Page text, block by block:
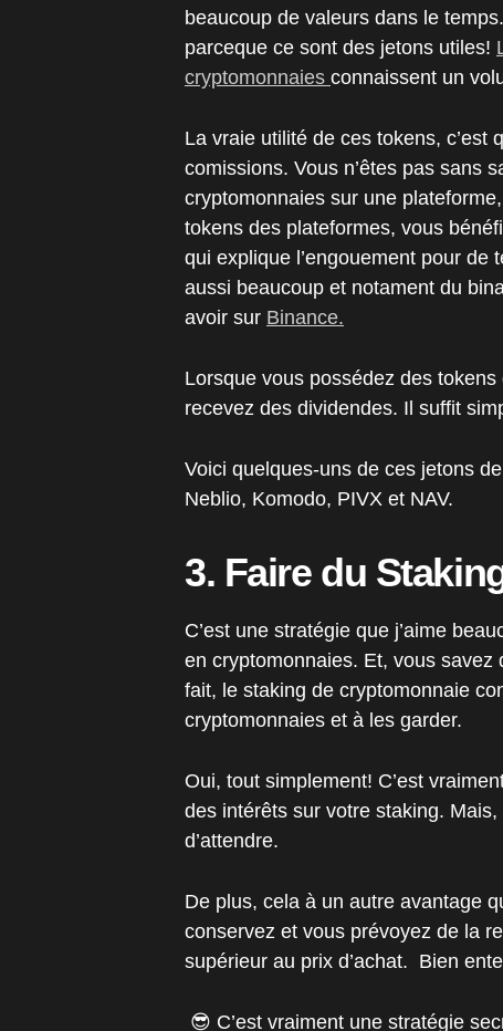
beaucoup de valeurs dans le
parceque ce sont des jetons utiles!
cryptomonnaies connaissent un
La vraie utilité de ces tokens, c’est
comissions. Vous n’êtes pas sans
cryptomonnaies sur une
tokens des plateformes, vous
qui explique l’engouement pour de
aussi beaucoup et notament du
avoir sur Binance.
Lorsque vous possédez des tokens
recevez des dividendes. Il suffit
Voici quelques-uns de ces jetons
Neblio, Komodo, PIVX et NAV.
3. Faire du
C’est une stratégie que j’aime
en cryptomonnaies. Et, vous savez
fait, le staking de cryptomonnaie
cryptomonnaies et à les garder.
Oui, tout simplement! C’est
des intérêts sur votre staking. Mais,
d’attendre.
De plus, cela à un autre avantage
conservez et vous prévoyez de la
supérieur au prix d’achat. Bien
😎 C’est vraiment une stratégie